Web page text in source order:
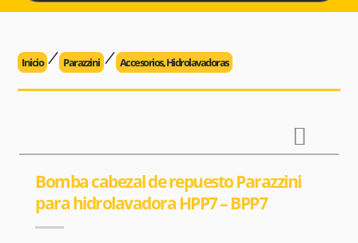
Inicio Parazzini Accesorios,Hidrolavadoras
Bomba cabezal de repuesto Parazzini
para hidrolavadora HPP7 – BPP7